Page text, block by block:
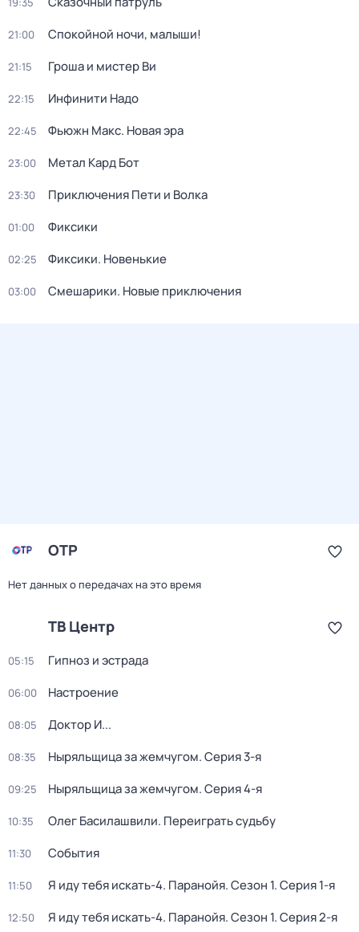
21:00 Спокойной ночи, малыши!
21:15 Гроша и мистер Ви
22:15 Инфинити Надо
22:45 Фьюжн Макс. Новая эра
23:00 Метал Кард Бот
23:30 Приключения Пети и Волка
01:00 Фиксики
02:25 Фиксики. Новенькие
03:00 Смешарики. Новые приключения
ОТР
Нет данных о передачах на это время
ТВ Центр
05:15 Гипноз и эстрада
06:00 Настроение
08:05 Доктор И...
08:35 Ныряльщица за жемчугом. Серия 3-я
09:25 Ныряльщица за жемчугом. Серия 4-я
10:35 Олег Басилашвили. Переиграть судьбу
11:30 События
11:50 Я иду тебя искать-4. Паранойя. Сезон 1. Серия 1-я
12:50 Я иду тебя искать-4. Паранойя. Сезон 1. Серия 2-я